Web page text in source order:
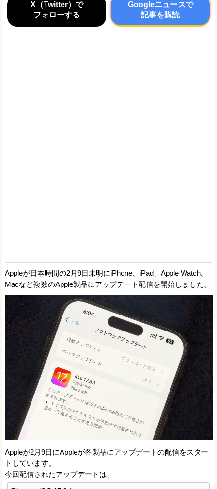
X（Twitter）で
フォローする
Googleニュースで
記事を購読
Appleが日本時間の2月9日未明にiPhone、iPad、Apple Watch、
Macなど複数のApple製品にアップデート配信を開始しました。
Appleが2月9日にAppleが各製品にアップデートの配信をスター
トしています。
今回配信されたアップデートは、